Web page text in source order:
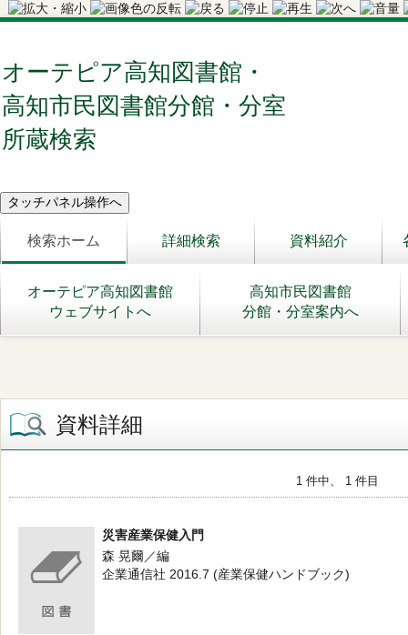
オーテピア高知図書館・
高知市民図書館分館・分室
所蔵検索
検索ホーム 詳細検索 資料紹介
オーテピア高知図書館
ウェブサイトへ
高知市民図書館
分館・分室案内へ
資料詳細
1 件中、 1 件目
災害産業保健入門
森 晃爾／編
企業通信社 2016.7 (産業保健ハンドブック)